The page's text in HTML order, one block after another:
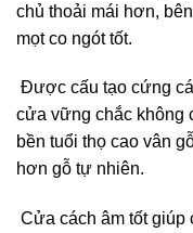
chủ thoải mái hơn,
mọt co ngót tốt.
Được cấu tạo cứng
cửa vững chắc không
bền tuổi thọ cao vân
hơn gỗ tự nhiên.
Cửa cách âm tốt giúp